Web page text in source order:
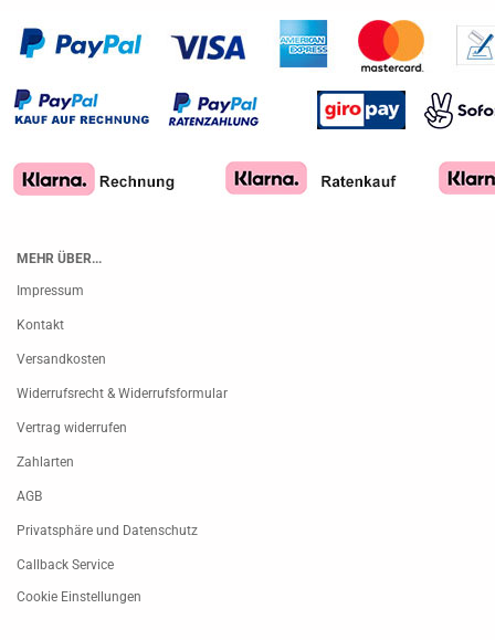
MEHR ÜBER...
Impressum
Kontakt
Versandkosten
Widerrufsrecht & Widerrufsformular
Vertrag widerrufen
Zahlarten
AGB
Privatsphäre und Datenschutz
Callback Service
Cookie Einstellungen